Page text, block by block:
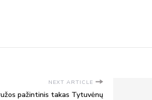
NEXT ARTICLE
pažintinis takas Tytuvėnų